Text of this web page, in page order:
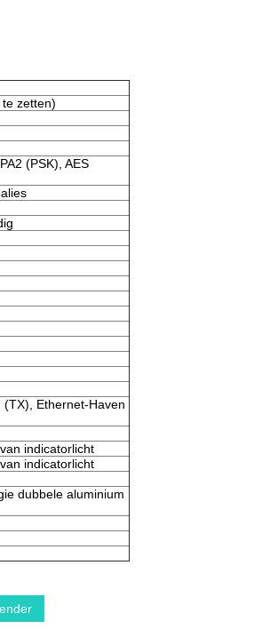
zetten)
(PSK), AES
(TX), Ethernet-Haven
indicatorlicht
indicatorlicht
dubbele aluminium